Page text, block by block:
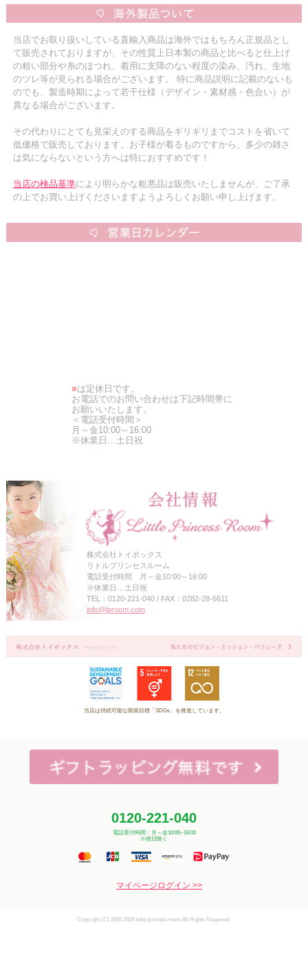
当店でお取り扱いしている直輸入商品は海外ではもちろん正規品とし
て販売されておりますが、その性質上日本製の商品と比べると仕上げ
の粗い部分や糸のほつれ、着用に支障のない程度の染み、汚れ、生地
のツレ等が見られる場合がございます。 特に商品説明に記載のないも
のでも、製造時期によって若干仕様（デザイン・素材感・色合い）が
異なる場合がございます。
その代わりにとても見栄えのする商品をギリギリまでコストを省いて
低価格で販売しております。お子様が着るものですから、多少の雑さ
は気にならないという方へは特におすすめです！
当店の検品基準により明らかな粗悪品は販売いたしませんが、ご了承
の上でお買い上げくださいますようよろしくお願い申し上げます。
■は定休日です。
お電話でのお問い合わせは下記時間帯に
お願いいたします。
＜電話受付時間＞
月～金10:00～16:00
※休業日…土日祝
株式会社トイボックス
リトルプリンセスルーム
電話受付時間 月～金10:00～16:00
※休業日…土日祝
TEL：0120-221-040 / FAX：0282-28-6611
info@lproom.com
当店は持続可能な開発目標「SDGs」を推進しています。
0120-221-040
電話受付時間：月～金10:00~16:00
※祝日除く
マイページログイン >>
Copyright (C) 2005-2026 little princess room All Rights Reserved.